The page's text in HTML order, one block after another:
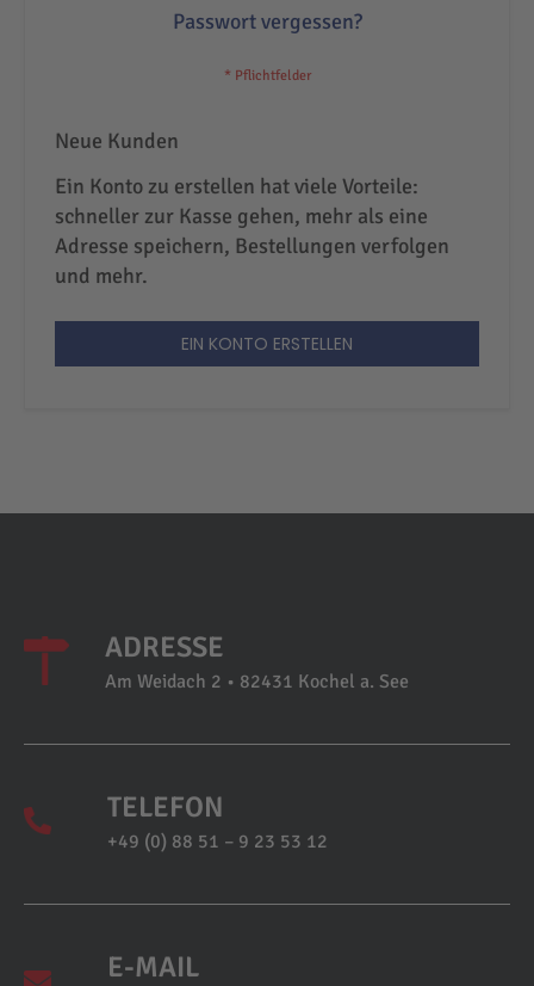
Passwort vergessen?
Neue Kunden
Ein Konto zu erstellen hat viele Vorteile:
schneller zur Kasse gehen, mehr als eine
Adresse speichern, Bestellungen verfolgen
und mehr.
EIN KONTO ERSTELLEN
ADRESSE
Am Weidach 2 • 82431 Kochel a. See
TELEFON
+49 (0) 88 51 – 9 23 53 12
E-MAIL